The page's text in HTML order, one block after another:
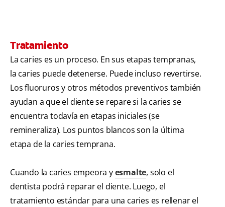
Tratamiento
La caries es un proceso. En sus etapas tempranas,
la caries puede detenerse. Puede incluso revertirse.
Los fluoruros y otros métodos preventivos también
ayudan a que el diente se repare si la caries se
encuentra todavía en etapas iniciales (se
remineraliza). Los puntos blancos son la última
etapa de la caries temprana.
Cuando la caries empeora yesmalte, solo el
dentista podrá reparar el diente. Luego, el
tratamiento estándar para una caries es rellenar el